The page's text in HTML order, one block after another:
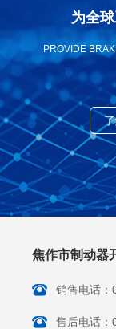
为全
PROVIDE
焦作市制动器
销售电话：
售后电话：